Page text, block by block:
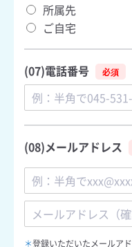
所属先
ご自宅
(07)電話番号
(08)メールアドレス
メ
ア
ド
メ
ー
＊登録いただいたメールア